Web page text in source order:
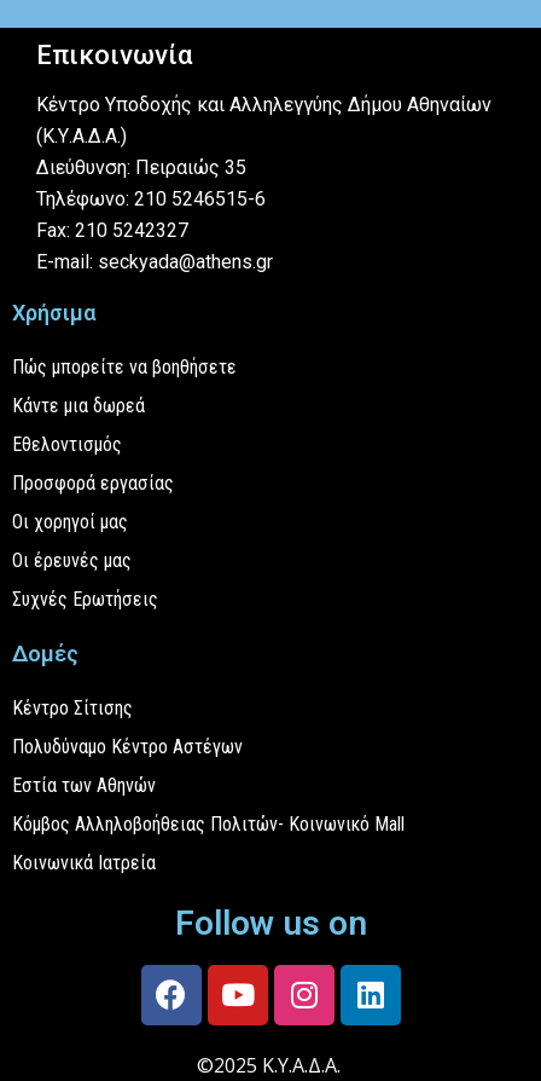
Επικοινωνία
Κέντρο Υποδοχής και Αλληλεγγύης Δήμου Αθηναίων
(Κ.Υ.Α.Δ.Α.)
Διεύθυνση: Πειραιώς 35
Τηλέφωνο: 210 5246515-6
Fax: 210 5242327
E-mail: seckyada@athens.gr
Χρήσιμα
Πώς μπορείτε να βοηθήσετε
Κάντε μια δωρεά
Εθελοντισμός
Προσφορά εργασίας
Οι χορηγοί μας
Οι έρευνές μας
Συχνές Ερωτήσεις
Δομές
Κέντρο Σίτισης
Πολυδύναμο Κέντρο Αστέγων
Εστία των Αθηνών
Κόμβος Αλληλοβοήθειας Πολιτών- Κοινωνικό Mall
Κοινωνικά Ιατρεία
Follow us on
©2025 Κ.Υ.Α.Δ.Α.